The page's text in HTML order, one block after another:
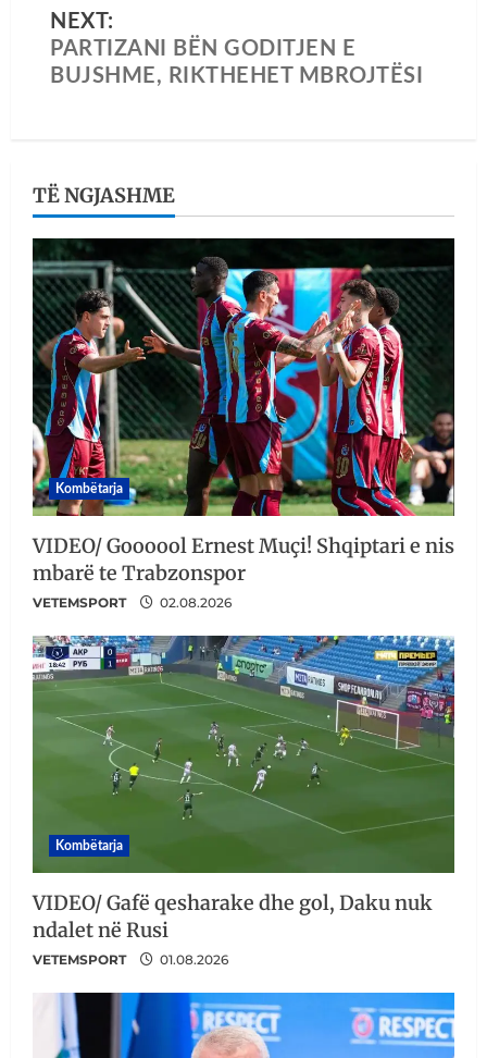
NEXT:
PARTIZANI BËN GODITJEN E
BUJSHME, RIKTHEHET MBROJTËSI
TË NGJASHME
Kombëtarja
VIDEO/ Goooool Ernest Muçi! Shqiptari e nis
mbarë te Trabzonspor
VETEMSPORT 02.08.2026
Kombëtarja
VIDEO/ Gafë qesharake dhe gol, Daku nuk
ndalet në Rusi
VETEMSPORT 01.08.2026